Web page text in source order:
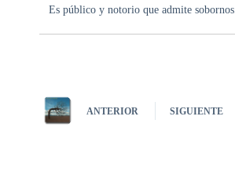
Es público y notorio que admite sobornos.
ANTERIOR SIGUIENTE